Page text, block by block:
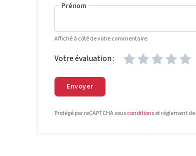
Prénom
Affiché à côté de votre commentaire.
Votre évaluation :
Envoyer
Protégé par reCAPTCHA sousconditionset règlement de